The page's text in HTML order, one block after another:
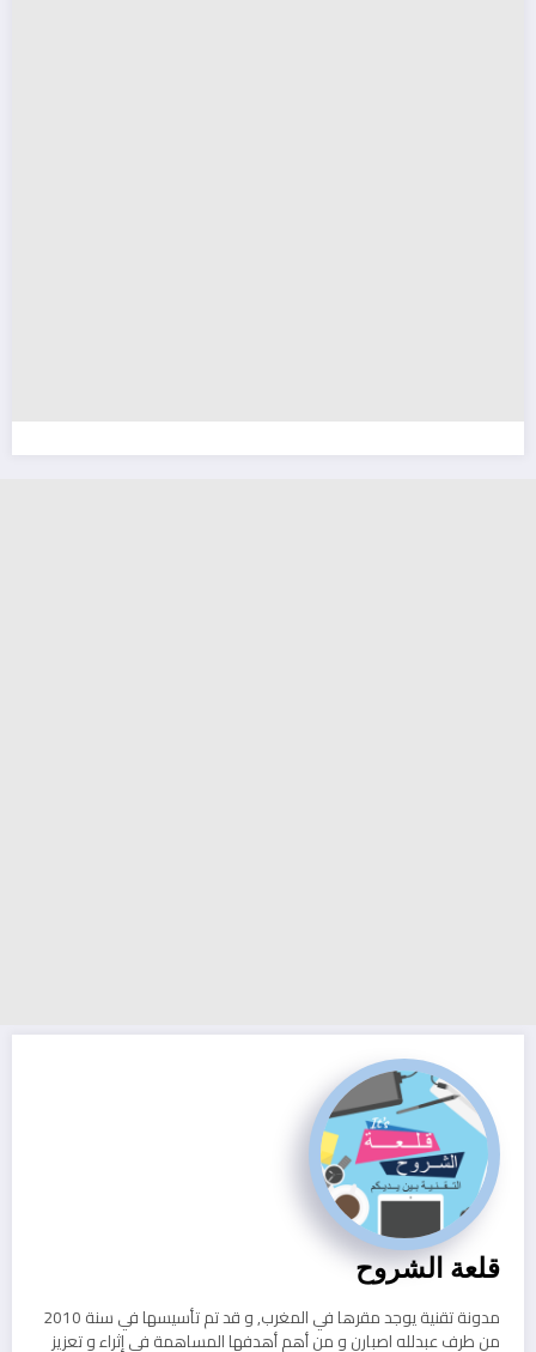
قلعة الشروح
مدونة تقنية يوجد مقرها في المغرب, و قد تم تأسيسها في سنة 2010
من طرف عبدلله اصبارن و من أهم أهدفها المساهمة في إثراء و تعزيز